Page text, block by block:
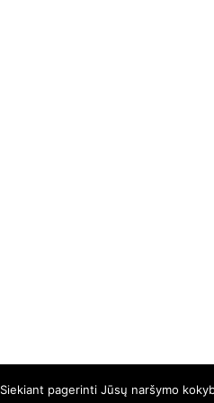
Siekiant pagerinti Jūsų naršymo